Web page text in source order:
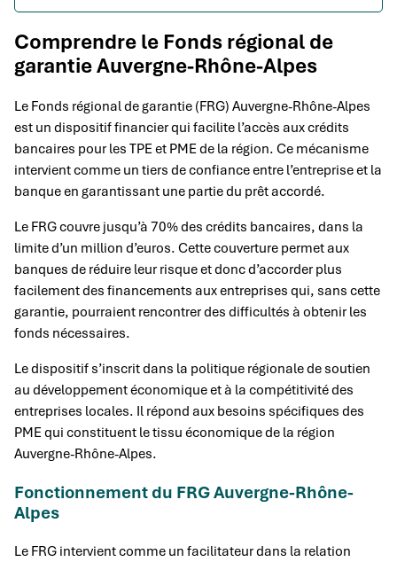
Comprendre le Fonds régional de
garantie Auvergne-Rhône-Alpes
Le Fonds régional de garantie (FRG) Auvergne-Rhône-Alpes
est un dispositif financier qui facilite l’accès aux crédits
bancaires pour les TPE et PME de la région. Ce mécanisme
intervient comme un tiers de confiance entre l’entreprise et la
banque en garantissant une partie du prêt accordé.
Le FRG couvre jusqu’à 70% des crédits bancaires, dans la
limite d’un million d’euros. Cette couverture permet aux
banques de réduire leur risque et donc d’accorder plus
facilement des financements aux entreprises qui, sans cette
garantie, pourraient rencontrer des difficultés à obtenir les
fonds nécessaires.
Le dispositif s’inscrit dans la politique régionale de soutien
au développement économique et à la compétitivité des
entreprises locales. Il répond aux besoins spécifiques des
PME qui constituent le tissu économique de la région
Auvergne-Rhône-Alpes.
Fonctionnement du FRG Auvergne-Rhône-
Alpes
Le FRG intervient comme un facilitateur dans la relation